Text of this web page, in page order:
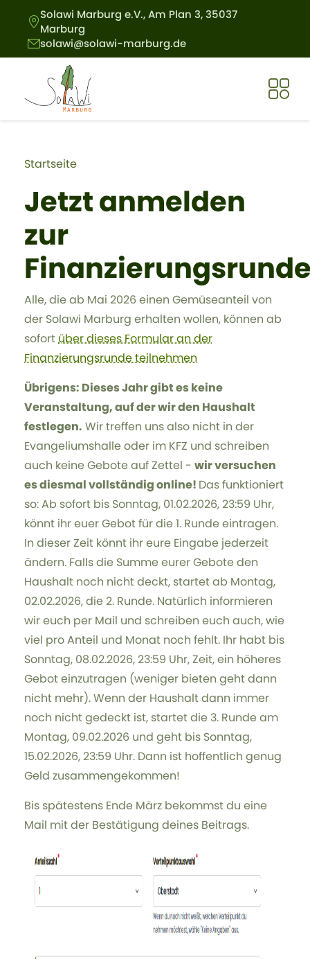
Direkt zum Inhalt
Solawi Marburg e.V., Am Plan 3, 35037
Marburg
solawi@solawi-marburg.de
Pfadnavigation
Startseite
Jetzt anmelden
zur
Alle, die ab Mai 2026 einen Gemüseanteil von
der Solawi Marburg erhalten wollen, können ab
sofortüber dieses Formular an der
Finanzierungsrunde teilnehmen
Übrigens: Dieses Jahr gibt es keine
Veranstaltung, auf der wir den Haushalt
festlegen. Wir treffen uns also nicht in der
Evangeliumshalle oder im KFZ und schreiben
auch keine Gebote auf Zettel - wir versuchen
es diesmal vollständig online! Das funktioniert
so: Ab sofort bis Sonntag, 01.02.2026, 23:59 Uhr,
könnt ihr euer Gebot für die 1. Runde eintragen.
In dieser Zeit könnt ihr eure Eingabe jederzeit
ändern. Falls die Summe eurer Gebote den
Haushalt noch nicht deckt, startet ab Montag,
02.02.2026, die 2. Runde. Natürlich informieren
wir euch per Mail und schreiben euch auch, wie
viel pro Anteil und Monat noch fehlt. Ihr habt bis
Sonntag, 08.02.2026, 23:59 Uhr, Zeit, ein höheres
Gebot einzutragen (weniger bieten geht dann
nicht mehr). Wenn der Haushalt dann immer
noch nicht gedeckt ist, startet die 3. Runde am
Montag, 09.02.2026 und geht bis Sonntag,
15.02.2026, 23:59 Uhr. Dann ist hoffentlich genug
Geld zusammengekommen!
Bis spätestens Ende März bekommst du eine
Mail mit der Bestätigung deines Beitrags.